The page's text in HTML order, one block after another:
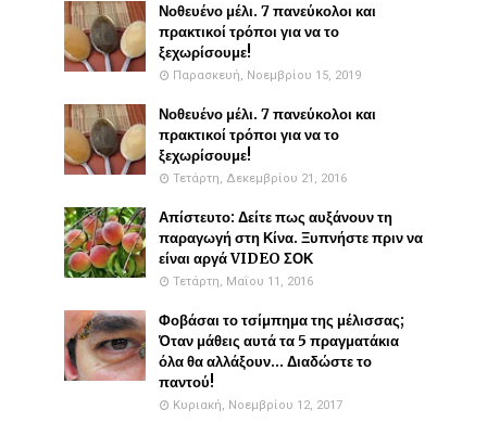
Νοθευένο μέλι. 7 πανεύκολοι και
πρακτικοί τρόποι για να το
ξεχωρίσουμε!
Παρασκευή, Νοεμβρίου 15, 2019
Νοθευένο μέλι. 7 πανεύκολοι και
πρακτικοί τρόποι για να το
ξεχωρίσουμε!
Τετάρτη, Δεκεμβρίου 21, 2016
Απίστευτο: Δείτε πως αυξάνουν τη
παραγωγή στη Κίνα. Ξυπνήστε πριν να
είναι αργά VIDEO ΣΟΚ
Τετάρτη, Μαΐου 11, 2016
Φοβάσαι το τσίμπημα της μέλισσας;
Όταν μάθεις αυτά τα 5 πραγματάκια
όλα θα αλλάξουν... Διαδώστε το
παντού!
Κυριακή, Νοεμβρίου 12, 2017